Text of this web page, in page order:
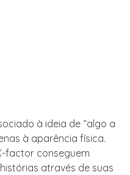
à ideia de “algo a
à aparência física.
factor conseguem
através de suas